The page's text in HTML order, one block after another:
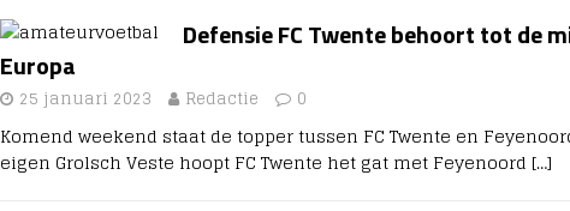
Defensie FC Twente behoort tot de
Europa
25 januari 2023 Redactie 0
Komend weekend staat de topper tussen FC Twente en
eigen Grolsch Veste hoopt FC Twente het gat met Feyenoord […]